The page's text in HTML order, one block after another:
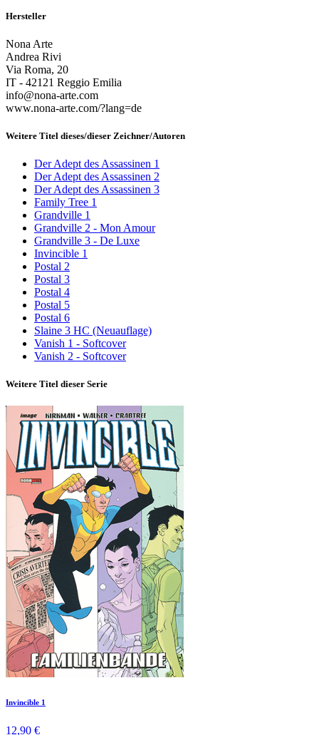
Hersteller
Nona Arte
Andrea Rivi
Via Roma, 20
IT - 42121 Reggio Emilia
info@nona-arte.com
www.nona-arte.com/?lang=de
Weitere Titel dieses/dieser Zeichner/Autoren
Der Adept des Assassinen 1
Der Adept des Assassinen 2
Der Adept des Assassinen 3
Family Tree 1
Grandville 1
Grandville 2 - Mon Amour
Grandville 3 - De Luxe
Invincible 1
Postal 2
Postal 3
Postal 4
Postal 5
Postal 6
Slaine 3 HC (Neuauflage)
Vanish 1 - Softcover
Vanish 2 - Softcover
Weitere Titel dieser Serie
Invincible 1
12,90 €